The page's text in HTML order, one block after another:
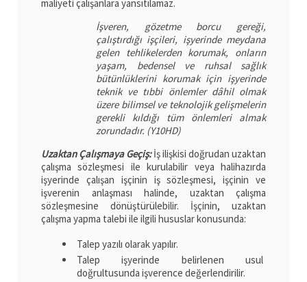
maliyeti çalışanlara yansıtılamaz.
İşveren, gözetme borcu gereği,
çalıştırdığı işçileri, işyerinde meydana
gelen tehlikelerden korumak, onların
yaşam, bedensel ve ruhsal sağlık
bütünlüklerini korumak için işyerinde
teknik ve tıbbi önlemler dâhil olmak
üzere bilimsel ve teknolojik gelişmelerin
gerekli kıldığı tüm önlemleri almak
zorundadır. (Y10HD)
Uzaktan Çalışmaya Geçiş:İş ilişkisi doğrudan uzaktan
çalışma sözleşmesi ile kurulabilir veya halihazırda
işyerinde çalışan işçinin iş sözleşmesi, işçinin ve
işverenin anlaşması halinde, uzaktan çalışma
sözleşmesine dönüştürülebilir. İşçinin, uzaktan
çalışma yapma talebi ile ilgili hususlar konusunda:
Talep yazılı olarak yapılır.
Talep işyerinde belirlenen usul
doğrultusunda işverence değerlendirilir.